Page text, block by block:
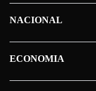
NACIONAL
ECONOMIA